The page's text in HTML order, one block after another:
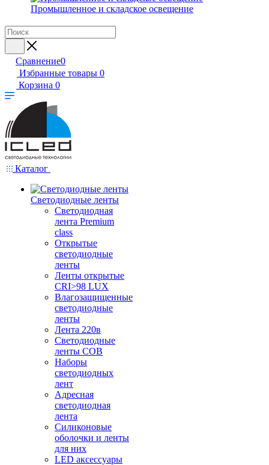
Промышленное и складское освещение
Сравнение0
Избранные товары 0
Корзина 0
Каталог
Светодиодные ленты
Светодиодная
лента Premium
class
Открытые
светодиодные
ленты
Ленты открытые
CRI>98 LUX
Влагозащищенные
светодиодные
ленты
Лента 220в
Светодиодные
ленты COB
Наборы
светодиодных
лент
Адресная
светодиодная
лента
Силиконовые
оболочки и ленты
для них
LED аксессуары